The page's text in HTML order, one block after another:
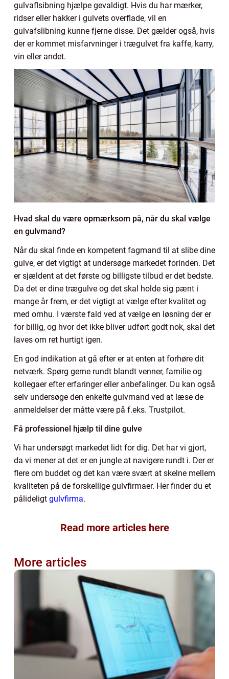
gulvaflsibning hjælpe gevaldigt. Hvis du har mærker,
ridser eller hakker i gulvets overflade, vil en
gulvafslibning kunne fjerne disse. Det gælder også, hvis
der er kommet misfarvninger i trægulvet fra kaffe, karry,
vin eller andet.
Hvad skal du være opmærksom på, når du skal vælge
en gulvmand?
Når du skal finde en kompetent fagmand til at slibe dine
gulve, er det vigtigt at undersøge markedet forinden. Det
er sjældent at det første og billigste tilbud er det bedste.
Da det er dine trægulve og det skal holde sig pænt i
mange år frem, er det vigtigt at vælge efter kvalitet og
med omhu. I værste fald ved at vælge en løsning der er
for billig, og hvor det ikke bliver udført godt nok, skal det
laves om ret hurtigt igen.
En god indikation at gå efter er at enten at forhøre dit
netværk. Spørg gerne rundt blandt venner, familie og
kollegaer efter erfaringer eller anbefalinger. Du kan også
selv undersøge den enkelte gulvmand ved at læse de
anmeldelser der måtte være på f.eks. Trustpilot.
Få professionel hjælp til dine gulve
Vi har undersøgt markedet lidt for dig. Det har vi gjort,
da vi mener at det er en jungle at navigere rundt i. Der er
flere om buddet og det kan være svært at skelne mellem
kvaliteten på de forskellige gulvfirmaer. Her finder du et
pålideligt gulvfirma.
Read more articles here
More articles